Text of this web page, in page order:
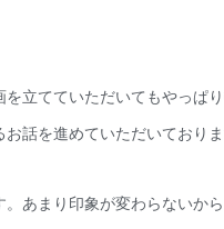
立てていただいてもやっぱ
話を進めていただいておりま
あまり印象が変わらないか